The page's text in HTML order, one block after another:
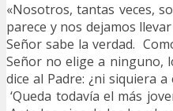
«Nosotros, tantas veces,
parece y nos dejamos
Señor sabe la verdad.
Señor no elige a ninguno,
dice al Padre: ¿ni siquiera
‘Queda todavía el más